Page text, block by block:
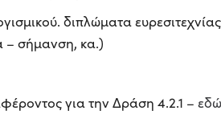
διπλώματα
– σήμανση, κα.)
για την Δράση 4.2.1 – εδώ